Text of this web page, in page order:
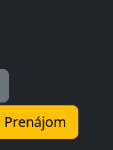
Prenájom